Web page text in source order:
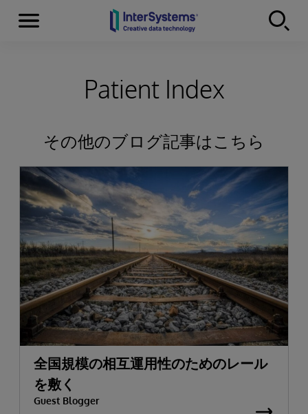
Skip to content
Menu
Patient Index
その他のブログ記事はこちら
全国規模の相互運用性のためのレール
を敷く
Guest Blogger